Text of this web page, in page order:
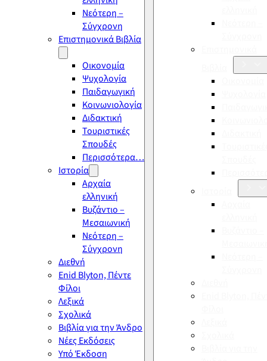
Νεότερη –
Σύγχρονη
Επιστημονικά Βιβλία
Οικονομία
Ψυχολογία
Παιδαγωγική
Κοινωνιολογία
Διδακτική
Τουριστικές
Σπουδές
Περισσότερα…
Ιστορία
Αρχαία
ελληνική
Βυζάντιο –
Μεσαιωνική
Νεότερη –
Σύγχρονη
Διεθνή
Enid Blyton, Πέντε
Φίλοι
Λεξικά
Σχολικά
Βιβλία για την Άνδρο
Νέες Εκδόσεις
Υπό Έκδοση